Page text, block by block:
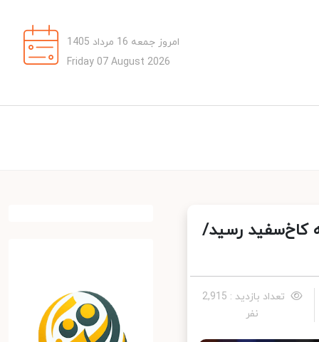
امروز جمعه 16 مرداد 1405
Friday 07 August 2026
کاخ‌سفید رسید/
تعداد بازدید : 2,915
نفر